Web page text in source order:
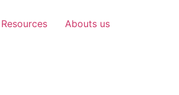
Resources Abouts us